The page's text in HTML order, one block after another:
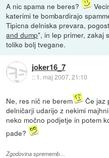
A nic spama ne beres?
katerimi te bombardirajo
Tipicna delniska prevara,
and dump", in lep primer, zakaj
toliko bolj tvegane.
joker16_7
:: 1. maj 2007, 21:10
Ne, res nič ne berem
Če jaz
delničarji udarijo z nekimi
neko močno podjetje in potem
pade?
Zgodovina sprememb…